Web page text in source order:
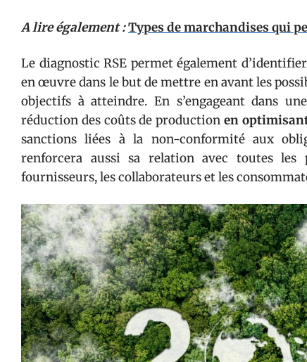
A lire également :Types de marchandises qui
Le diagnostic RSE permet également
en œuvre dans le but de mettre en avant les
objectifs à atteindre. En s’engageant dans
réduction des coûts de production en
sanctions liées à la non-conformité aux
renforcera aussi sa relation avec toutes les
fournisseurs, les collaborateurs et les